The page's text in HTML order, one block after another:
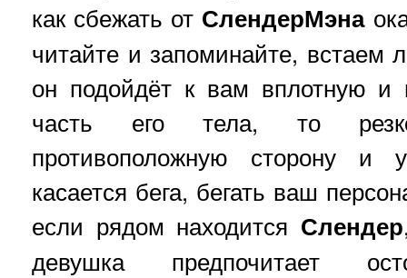
как сбежать от СлендерМэна
читайте и запоминайте, встаем
он подойдёт к вам вплотную и
часть его тела, то
противоположную сторону и
касается бега, бегать ваш
если рядом находится Слендер
девушка предпочитает